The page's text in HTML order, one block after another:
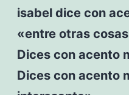
isabel dice con
«entre otras
Dices con acento
Dices con acento